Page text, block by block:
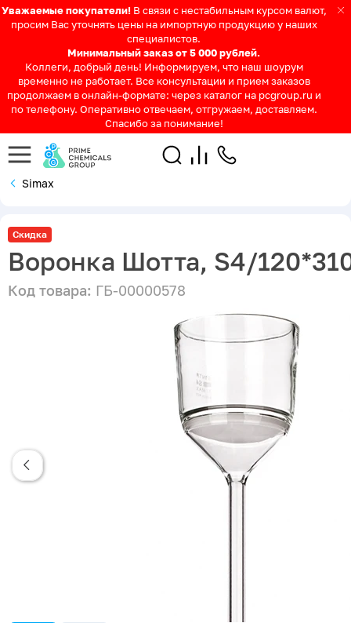
Уважаемые покупатели! В связи с нестабильным курсом валют,
просим Вас уточнять цены на импортную продукцию у наших
специалистов.
Минимальный заказ от 5 000 рублей.
Коллеги, добрый день! Информируем, что наш шоурум
временно не работает. Все консультации и прием заказов
продолжаем в онлайн-формате: через каталог на pcgroup.ru и
по телефону. Оперативно отвечаем, отгружаем, доставляем.
Спасибо за понимание!
Simax
Скидка
Воронка Шотта, S4/
Код товара: ГБ-00000578